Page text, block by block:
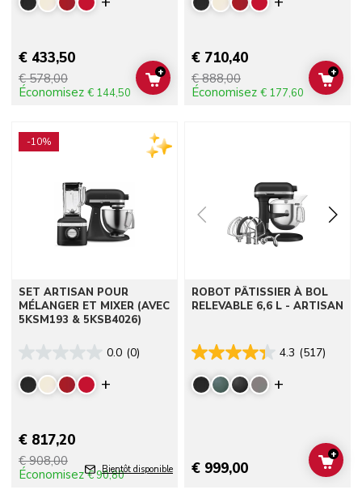
€ 433,50
€ 578,00
Économisez € 144,50
ADD TO CART
+
€ 710,40
€ 888,00
Économisez € 177,60
ADD
+
-10%
SET ARTISAN POUR
MÉLANGER ET MIXER (AVEC
5KSM193 & 5KSB4026)
0.0 (0)
Display more colors
€ 817,20
€ 908,00
Économisez € 90,80
Bientôt disponible
ROBOT PÂTISSIER À BOL
RELEVABLE 6,6 L - ARTISAN
4.3 (517)
Display
€ 999,00 ADD
+